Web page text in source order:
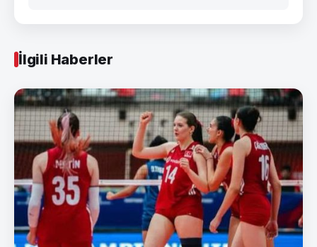
İlgili Haberler